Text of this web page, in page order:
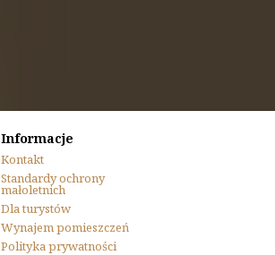
Informacje
Kontakt
Standardy ochrony
małoletnich
Dla turystów
Wynajem pomieszczeń
Polityka prywatności